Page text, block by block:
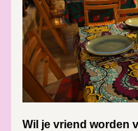
Wil je vriend worden